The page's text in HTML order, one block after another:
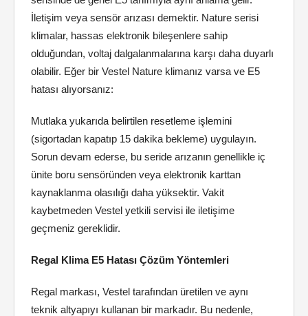
İletişim veya sensör arızası demektir. Nature serisi
klimalar, hassas elektronik bileşenlere sahip
olduğundan, voltaj dalgalanmalarına karşı daha duyarlı
olabilir. Eğer bir Vestel Nature klimanız varsa ve E5
hatası alıyorsanız:
Mutlaka yukarıda belirtilen resetleme işlemini
(sigortadan kapatıp 15 dakika bekleme) uygulayın.
Sorun devam ederse, bu seride arızanın genellikle iç
ünite boru sensöründen veya elektronik karttan
kaynaklanma olasılığı daha yüksektir. Vakit
kaybetmeden Vestel yetkili servisi ile iletişime
geçmeniz gereklidir.
Regal Klima E5 Hatası Çözüm Yöntemleri
Regal markası, Vestel tarafından üretilen ve aynı
teknik altyapıyı kullanan bir markadır. Bu nedenle,